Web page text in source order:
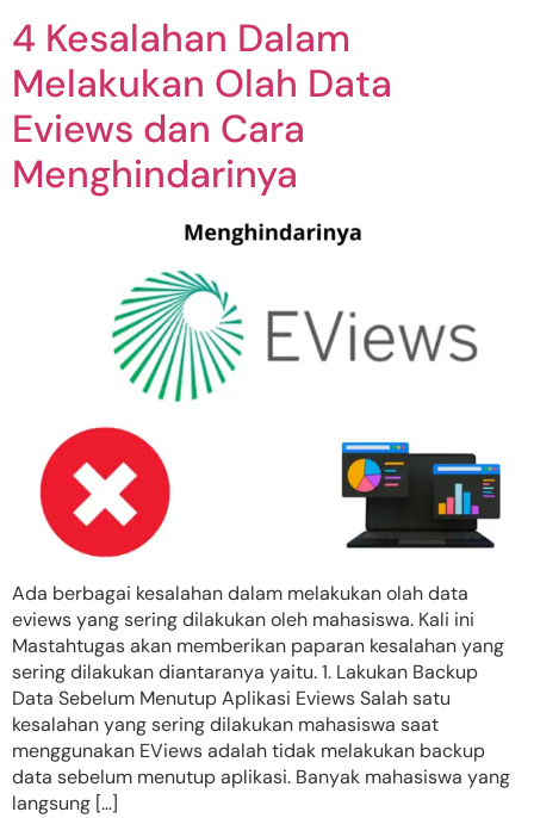
4 Kesalahan Dalam
Melakukan Olah Data
Eviews dan Cara
Menghindarinya
Ada berbagai kesalahan dalam melakukan olah data
eviews yang sering dilakukan oleh mahasiswa. Kali ini
Mastahtugas akan memberikan paparan kesalahan yang
sering dilakukan diantaranya yaitu. 1. Lakukan Backup
Data Sebelum Menutup Aplikasi Eviews Salah satu
kesalahan yang sering dilakukan mahasiswa saat
menggunakan EViews adalah tidak melakukan backup
data sebelum menutup aplikasi. Banyak mahasiswa yang
langsung […]